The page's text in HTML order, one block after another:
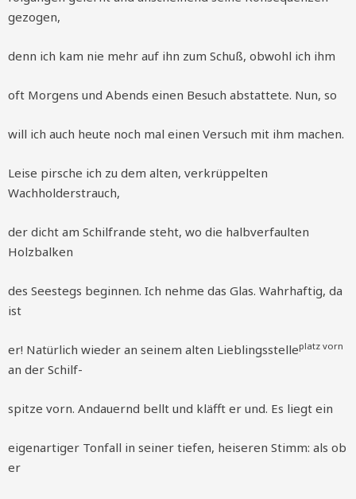
gezogen,
denn ich kam nie mehr auf ihn zum Schuß, obwohl ich ihm
oft Morgens und Abends einen Besuch abstattete. Nun, so
will ich auch heute noch mal einen Versuch mit ihm machen.
Leise pirsche ich zu dem alten, verkrüppelten
Wachholderstrauch,
der dicht am Schilfrande steht, wo die halbverfaulten
Holzbalken
des Seestegs beginnen. Ich nehme das Glas. Wahrhaftig, da
ist
er! Natürlich wieder an seinem alten Lieblingsstelleplatz vorn
an der Schilf-
spitze vorn. Andauernd bellt und kläfft er und. Es liegt ein
eigenartiger Tonfall in seiner tiefen, heiseren Stimm: als ob
er